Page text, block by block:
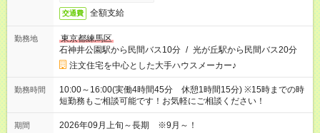
交通費 全額支給
勤務地
東京都練馬区
石神井公園駅から民間バス10分 / 光が丘駅から民間バス20分
注文住宅を中心とした大手ハウスメーカー♪
勤務時間
10:00～16:00(実働4時間45分 休憩1時間15分) ※15時までの時
短勤務もご相談可能です！お気軽にご相談ください！
期間 2026年09月上旬～長期 ※9月～！